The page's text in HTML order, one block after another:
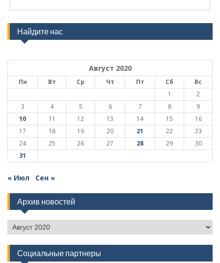
Найдите нас
Август 2020
Пн Вт Ср Чт Пт Сб
Вс
1
2
3
4 5 6 7 8
9
10
11 12 13 14 15
16
17
18 19 20 21 22
23
24
25 26 27 28 29
30
31
« Июл Сен »
Архив новостей
Архив
новостей
Социальные партнеры